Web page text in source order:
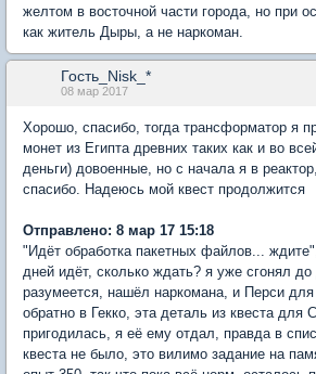
желтом в восточной части города, но при
как житель Дыры, а не наркоман.
Гость_Nisk_*
08 мар 2017
Хорошо, спасибо, тогда трансформатор я
монет из Египта древних таких как и во
деньги) довоенные, но с начала я в
спасибо. Надеюсь мой квест продолжится
Отправлено: 8 мар 17 15:18
"Идёт обработка пакетных файлов...
дней идёт, сколько ждать? я уже сгонял
разумеется, нашёл наркомана, и Перси
обратно в Гекко, эта деталь из квеста для
пригодилась, я её ему отдал, правда в
квеста не было, это вилимо задание на